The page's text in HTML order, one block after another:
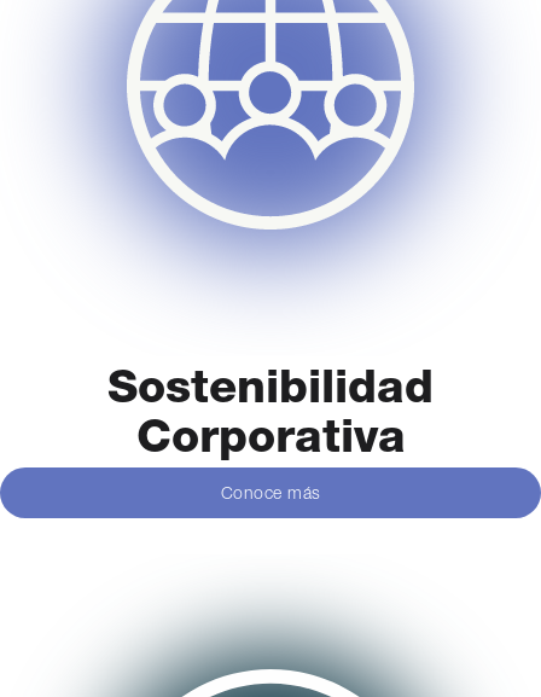
Sostenibilidad
Corporativa
Conoce más